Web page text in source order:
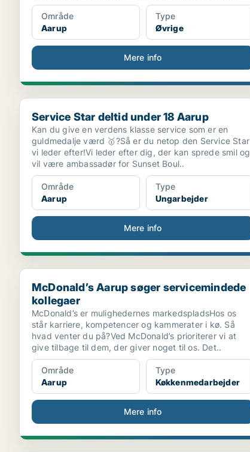
Område
Aarup
Type
Øvrige
Mere info
Service Star deltid under 18 Aarup
Service Star deltid under 18 Aarup
Kan du give en verdens klasse service som er en
guldmedalje værd 🥇?Så er du netop den Service Star
vi leder efter!Vi leder efter dig, der kan sprede smil og
vil være ambassadør for Sunset Boul..
Område
Aarup
Type
Ungarbejder
Mere info
McDonald’s Aarup søger servicemindede kollegaer
McDonald’s Aarup søger servicemindede
kollegaer
McDonald’s er mulighedernes markedspladsHos os
står karriere, kompetencer og kammerater i kø. Så
hvad venter du på?Ved McDonald’s prioriterer vi at
give tilbage til dem, der giver noget til os. Det..
Område
Aarup
Type
Køkkenmedarbejder
Mere info